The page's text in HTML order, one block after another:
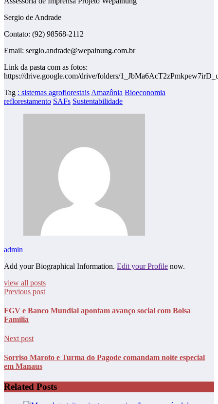
Sergio de Andrade
Contato: (92) 98568-2112
Email: sergio.andrade@wepainung.com.br
Link da pasta com as fotos:
https://drive.google.com/drive/folders/
Tag : sistemas agroflorestais Amazônia Bioeconomia
reflorestamento SAFs Sustentabilidade
admin
Add your Biographical Information. Edit your Profile now.
view all posts
Previous post
FGV e Banco Mundial apontam avanço social com Bolsa
Família
Next post
Sorriso Maroto e Turma do Pagode comandam noite especial
em Manaus
Related Posts